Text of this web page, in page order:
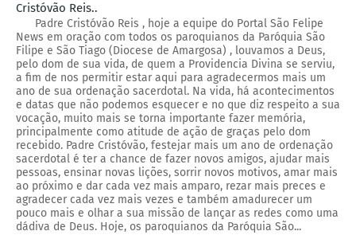
Cristóvão Reis..
Padre Cristóvão Reis , hoje a equipe do Portal São Felipe
News em oração com todos os paroquianos da Paróquia São
Filipe e São Tiago (Diocese de Amargosa) , louvamos a Deus,
pelo dom de sua vida, de quem a Providencia Divina se serviu,
a fim de nos permitir estar aqui para agradecermos mais um
ano de sua ordenação sacerdotal. Na vida, há acontecimentos
e datas que não podemos esquecer e no que diz respeito a sua
vocação, muito mais se torna importante fazer memória,
principalmente como atitude de ação de graças pelo dom
recebido. Padre Cristóvão, festejar mais um ano de ordenação
sacerdotal é ter a chance de fazer novos amigos, ajudar mais
pessoas, ensinar novas lições, sorrir novos motivos, amar mais
ao próximo e dar cada vez mais amparo, rezar mais preces e
agradecer cada vez mais vezes e também amadurecer um
pouco mais e olhar a sua missão de lançar as redes como uma
dádiva de Deus. Hoje, os paroquianos da Paróquia São...